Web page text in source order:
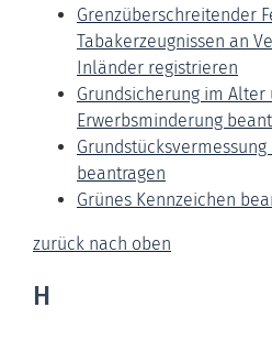
Grenzüberschreitender
Tabakerzeugnissen an
Inländer registrieren
Grundsicherung im Alter
Erwerbsminderung
beantragen
Grünes Kennzeichen
zurück nach oben
H